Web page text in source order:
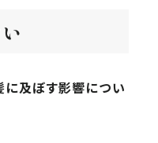
及ぼす影響につい